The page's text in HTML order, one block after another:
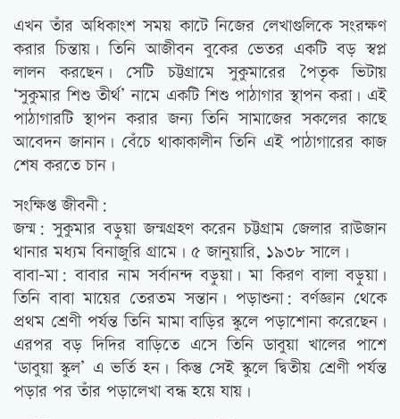
এখন তাঁর অধিকাংশ সময় কাটে নিজের লেখাগুলিকে সংরক্ষণ
করার চিন্তায়। তিনি আজীবন বুকের ভেতর একটি বড় স্বপ্ল
লালন করছেন। সেটি চট্টগ্রামে সুকুমারের পৈতৃক ভিটায়
‘সুকুমার শিশু তীর্থ’ নামে একটি শিশু পাঠাগার স্থাপন করা। এই
পাঠাগারটি স্থাপন করার জন্য তিনি সামাজের সকলের কাছে
আবেদন জানান। বেঁচে থাকাকালীন তিনি এই পাঠাগারের কাজ
শেষ করতে চান।
সংক্ষিপ্ত জীবনী:
জন্ম: সুকুমার বড়ুয়া জন্মগ্রহণ করেন চট্টগ্রাম জেলার রাউজান
থানার মধ্যম বিনাজুরি গ্রামে। ৫ জানুয়ারি, ১৯৩৮ সালে।
বাবা-মা: বাবার নাম সর্বানন্দ বড়ুয়া। মা কিরণ বালা বড়ুয়া।
তিনি বাবা মায়ের তেরতম সন্তান। পড়াশুনা: বর্ণজ্ঞান থেকে
প্রথম শ্রেণী পর্যন্ত তিনি মামা বাড়ির স্কুলে পড়াশোনা করেছেন।
এরপর বড় দিদির বাড়িতে এসে তিনি ডাবুয়া খালের পাশে
‘ডাবুয়া স্কুল’ এ ভর্তি হন। কিন্তু সেই স্কুলে দ্বিতীয় শ্রেণী পর্যন্ত
পড়ার পর তাঁর পড়ালেখা বন্ধ হয়ে যায়।